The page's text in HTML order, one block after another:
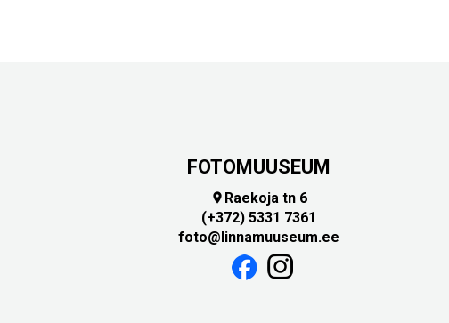
FOTOMUUSEUM
 Raekoja tn 6
(+372) 5331 7361
foto@linnamuuseum.ee